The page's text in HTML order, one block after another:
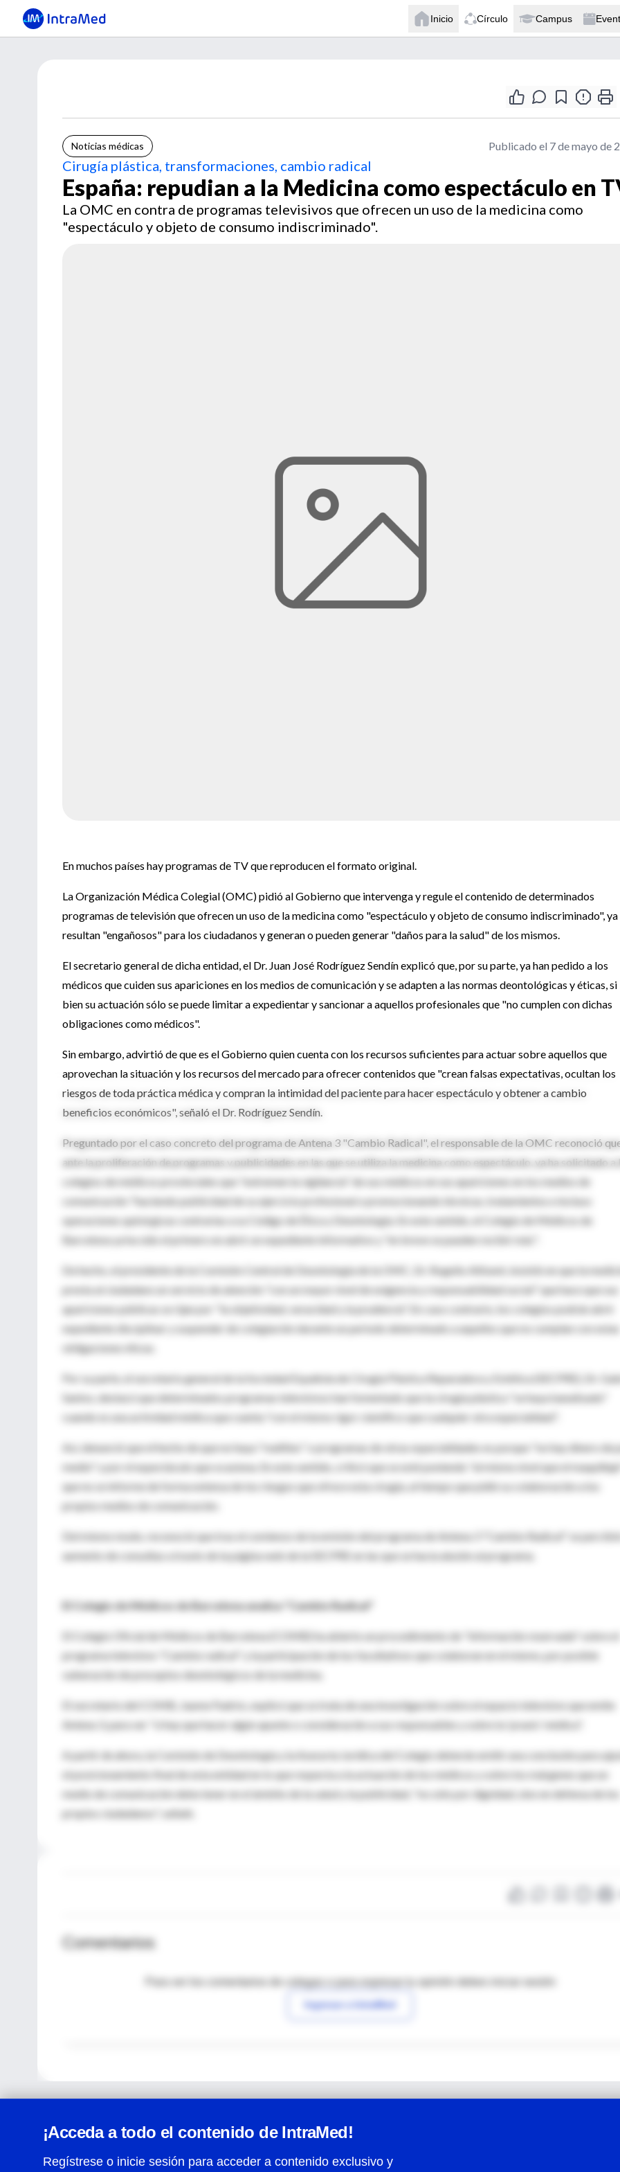
Inicio Círculo Campus
Noticias médicas Publicado el 7 de mayo de
Cirugía plástica, transformaciones, cambio radical
España: repudian a la Medicina como espectáculo en
La OMC en contra de programas televisivos que ofrecen un uso de la medicina como
"espectáculo y objeto de consumo indiscriminado".
En muchos países hay programas de TV que reproducen el formato original.
La Organización Médica Colegial (OMC) pidió al Gobierno que intervenga y regule el contenido de determinados
programas de televisión que ofrecen un uso de la medicina como "espectáculo y objeto de consumo indiscriminado", ya
resultan "engañosos" para los ciudadanos y generan o pueden generar "daños para la salud" de los mismos.
El secretario general de dicha entidad, el Dr. Juan José Rodríguez Sendín explicó que, por su parte, ya han pedido a los
médicos que cuiden sus apariciones en los medios de comunicación y se adapten a las normas deontológicas y éticas, si
bien su actuación sólo se puede limitar a expedientar y sancionar a aquellos profesionales que "no cumplen con dichas
obligaciones como médicos".
Sin embargo, advirtió de que es el Gobierno quien cuenta con los recursos suficientes para actuar sobre aquellos que
aprovechan la situación y los recursos del mercado para ofrecer contenidos que "crean falsas expectativas, ocultan los
riesgos de toda práctica médica y compran la intimidad del paciente para hacer espectáculo y obtener a cambio
beneficios económicos", señaló el Dr. Rodríguez Sendín.
Preguntado por el caso concreto del programa de Antena 3 "Cambio Radical", el responsable de la OMC reconoció
ante la proliferación de programas y publicidades en las que se utiliza la medicina como espectáculo, ya ha solicitado a
colegios de médicos provinciales que "extremen la vigilancia" de sus médicos en sus apariciones en los medios de
comunicación "haciendo publicidad de su ejercicio profesional o promocionando técnicas, tratamientos e incluso
operaciones quirúrgicas contrarias a su Código de Ética y Deontología. En este sentido, el Colegio de Médicos de
Barcelona ya ha sido el primero en abrir un expediente informativo y "en breve se pueden recibir más".
De hecho, el presidente de la Comisión Central de Deontología de la OMC, Dr. Rogelio Altisent, insistió en que la
presta al ciudadano un servicio de atención "con un mayor nivel de exigencia y responsabilidad social" que hace que sus
apariciones públicas se rijan por "la objetividad, veracidad y la prudencia". En caso contrario, los colegios podrán abrir
expediente disciplinar y suspender de colegiación durante un periodo determinado a aquellos que no cumplan con estas
obligaciones éticas.
Por su parte, el secretario general de la Sociedad Española de Cirugía Plástica Reparadora y Estética (SECPRE), Dr.
Santos, destacó que determinados programas televisivos han fomentado que la cirugía plástica "se haya banalizado"
cuando es una actividad médica que cuenta "con el mismo rigor científico que cualquier otra especialidad".
Así, denunció que el hecho de que no haya "realities" o programas de otras especialidades es porque "no hay dinero de
medio" y por el espectáculo que ocasiona. En este sentido, criticó que se esté poniendo "al mismo nivel que el
que no se informe de forma extensa de los riesgos que ofrece esta cirugía, al tiempo que pidió su colaboración a los
propios medios de comunicación.
Del mismo modo, reconoció que tras el comienzo de la emisión del programa de Antena 3 "Cambio Radical" se
aumento de consultas a través de la página web de la SECPRE en las que se hacía alusión al programa.
El Colegio de Médicos de Barcelona analiza "Cambio Radical"
El Colegio Oficial de Médicos de Barcelona (COMB) ha abierto un procedimiento de "información reservada" sobre el
programa televisivo "Cambio radical" y la participación de los facultativos que colaboran en el mismo, por posible
vulneración de preceptos deontológicos de la medicina.
El secretario del COMB, Jaume Padrós, explicó que se trata de una investigación sobre el espacio televisivo que emite
Antena 3, para ver "si hay que hacer algún apunte o consideración a sus responsables y sobre la 'praxis' médica".
A partir de ahora, la Comisión de Deontología y la Asesoría Jurídica del Colegio deberán emitir una conclusión para
el posicionamiento final de esta entidad en lo que respecta a la actuación de los médicos y sobre los márgenes que un
medio de comunicación debe tener en el ámbito de la salud y la publicidad, "no sólo por dignidad, sino en defensa de los
propios ciudadanos", señaló.
Comentarios
Para ver los comentarios de colegas o para expresar tu opinión debes iniciar sesión
Ingresar a IntraMed
¡Acceda a todo el contenido de IntraMed!
Regístrese o inicie sesión para acceder a contenido exclusivo y